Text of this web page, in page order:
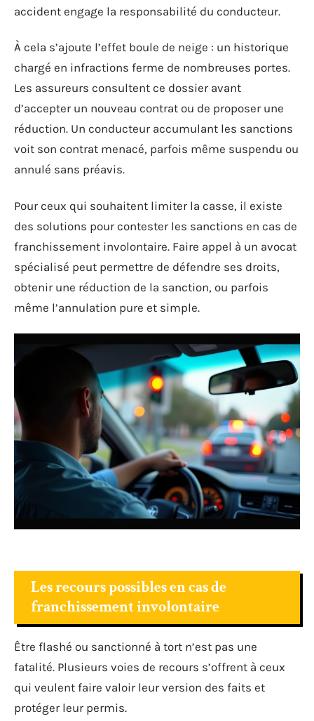
accident engage la responsabilité du conducteur.
À cela s’ajoute l’effet boule de neige : un historique
chargé en infractions ferme de nombreuses portes.
Les assureurs consultent ce dossier avant
d’accepter un nouveau contrat ou de proposer une
réduction. Un conducteur accumulant les sanctions
voit son contrat menacé, parfois même suspendu ou
annulé sans préavis.
Pour ceux qui souhaitent limiter la casse, il existe
des solutions pour contester les sanctions en cas de
franchissement involontaire. Faire appel à un avocat
spécialisé peut permettre de défendre ses droits,
obtenir une réduction de la sanction, ou parfois
même l’annulation pure et simple.
Les recours possibles en cas de
franchissement involontaire
Être flashé ou sanctionné à tort n’est pas une
fatalité. Plusieurs voies de recours s’offrent à ceux
qui veulent faire valoir leur version des faits et
protéger leur permis.